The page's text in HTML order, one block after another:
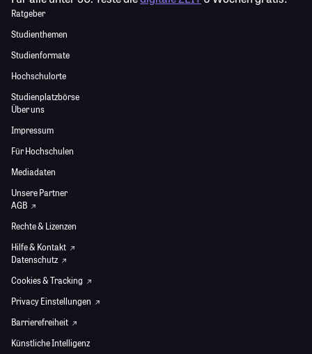
Ratgeber
Studienthemen
Studienformate
Hochschulorte
Studienplatzbörse
Über uns
Impressum
Für Hochschulen
Mediadaten
Unsere Partner
AGB
Rechte & Lizenzen
Hilfe & Kontakt
Datenschutz
Cookies & Tracking
Privacy Einstellungen
Barrierefreiheit
Künstliche Intelligenz